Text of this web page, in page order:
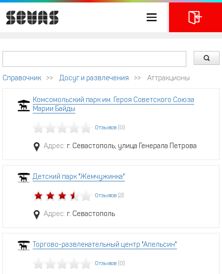
Справочник >> Досуг и развлечения >> Аттракционы
Комсомольский парк им. Героя Советского Союза
Марии Байды
Отзывов (0)
Адрес: г. Севастополь, улица Генерала Петрова
Детский парк "Жемчужинка"
Отзывов (2)
Адрес: г. Севастополь
Торгово-развлекательный центр "Апельсин"
Отзывов (0)